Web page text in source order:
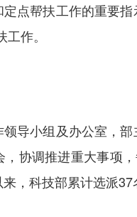
点帮扶工作的重要
作。
导小组及办公室，
协调推进重大事项
，科技部累计选派37